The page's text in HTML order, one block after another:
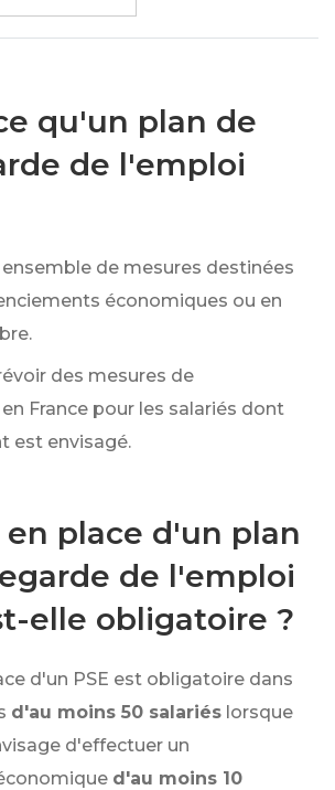
qu'un plan de
de l'emploi
ensemble de mesures destinées
économiques ou en
des mesures de
France pour les salariés dont
est envisagé.
en place d'un plan
de l'emploi
elle obligatoire ?
d'un PSE est obligatoire dans
d'au moins 50 salariés lorsque
d'effectuer un
d'au moins 10